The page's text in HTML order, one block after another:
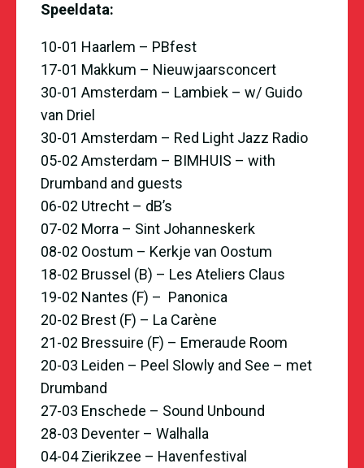
Speeldata:
10-01 Haarlem – PBfest
17-01 Makkum – Nieuwjaarsconcert
30-01 Amsterdam – Lambiek – w/ Guido
van Driel
30-01 Amsterdam – Red Light Jazz Radio
05-02 Amsterdam – BIMHUIS – with
Drumband and guests
06-02 Utrecht – dB’s
07-02 Morra – Sint Johanneskerk
08-02 Oostum – Kerkje van Oostum
18-02 Brussel (B) – Les Ateliers Claus
19-02 Nantes (F) – Panonica
20-02 Brest (F) – La Carène
21-02 Bressuire (F) – Emeraude Room
20-03 Leiden – Peel Slowly and See – met
Drumband
27-03 Enschede – Sound Unbound
28-03 Deventer – Walhalla
04-04Zierikzee – Havenfestival